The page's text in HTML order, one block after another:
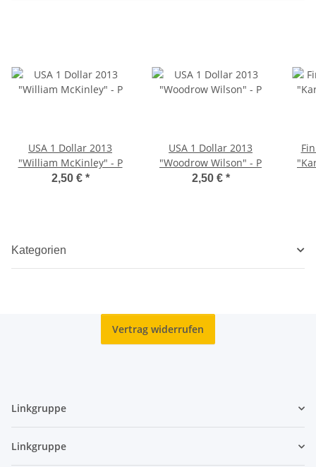
USA 1 Dollar 2013
"William McKinley" - P
2,50 € *
USA 1 Dollar 2013
"Woodrow Wilson" - P
2,50 € *
Kategorien
Vertrag widerrufen
Linkgruppe
Linkgruppe